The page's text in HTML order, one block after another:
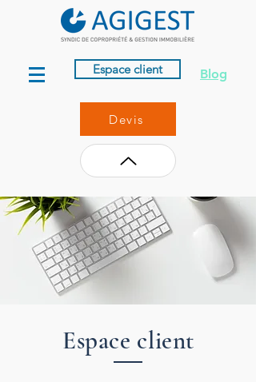
Espace client Blog
Devis
Espace client